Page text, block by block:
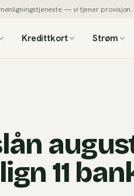
— vi tjener
Kredittkort Strøm
11